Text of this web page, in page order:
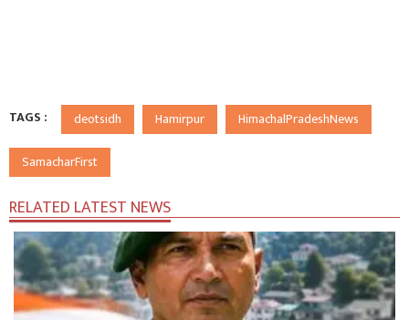
TAGS : deotsidh Hamirpur HimachalPradeshNews
SamacharFirst
RELATED LATEST NEWS